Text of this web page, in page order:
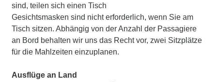
sind, teilen sich einen Tisch
Gesichtsmasken sind nicht erforderlich, wenn Sie am
Tisch sitzen. Abhängig von der Anzahl der Passagiere
an Bord behalten wir uns das Recht vor, zwei Sitzplätze
für die Mahlzeiten einzuplanen.
Ausflüge an Land